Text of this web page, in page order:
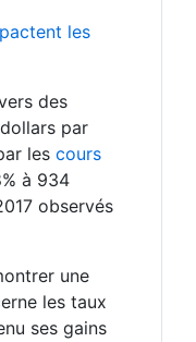
les
des
par
les cours
à 934
observés
une
les taux
ses gains